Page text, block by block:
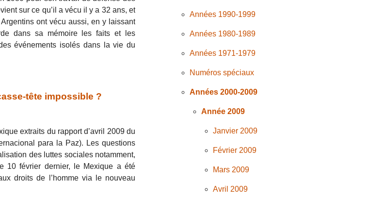
sur ce qu’il a vécu il y a 32 ans, et
ont vécu aussi, en y laissant
dans sa mémoire les faits et les
événements isolés dans la vie du
tête impossible ?
extraits du rapport d’avril 2009 du
para la Paz). Les questions
des luttes sociales notamment,
10 février dernier, le Mexique a été
droits de l’homme via le nouveau
Années 1990-1999
Années 1980-1989
Années 1971-1979
Numéros spéciaux
Années 2000-2009
Année 2009
Janvier 2009
Février 2009
Mars 2009
Avril 2009